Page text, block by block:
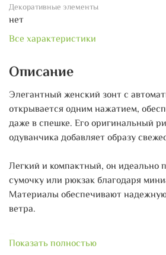
Декоративные элементы
нет
Все характеристики
Описание
Элегантный женский зонт с
открывается одним нажатием,
даже в спешке. Его оригинальный
одуванчика добавляет образу
Легкий и компактный, он идеально
сумочку или рюкзак благодаря
Материалы обеспечивают
ветра.
Подходит как для повседневных
Показать полностью